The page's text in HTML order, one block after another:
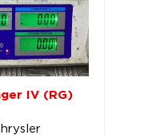
IV (RG)